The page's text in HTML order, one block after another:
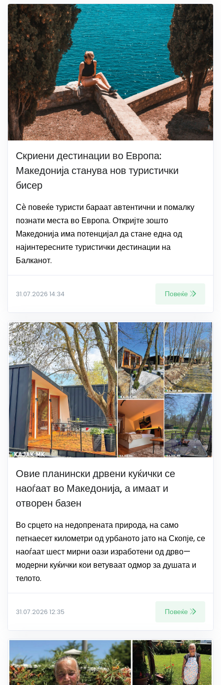
Скриени дестинации во Европа:
Македонија станува нов туристички
бисер
Сѐ повеќе туристи бараат автентични и помалку
познати места во Европа. Откријте зошто
Македонија има потенцијал да стане една од
најинтересните туристички дестинации на
Балканот.
31.07.2026 14:34 Повеќе
Овие планински дрвени куќички се
наоѓаат во Македонија, а имаат и
отворен базен
Во срцето на недопрената природа, на само
петнаесет километри од урбаното јато на Скопје, се
наоѓаат шест мирни оази изработени од дрво—
модерни куќички кои ветуваат одмор за душата и
телото.
31.07.2026 12:35 Повеќе